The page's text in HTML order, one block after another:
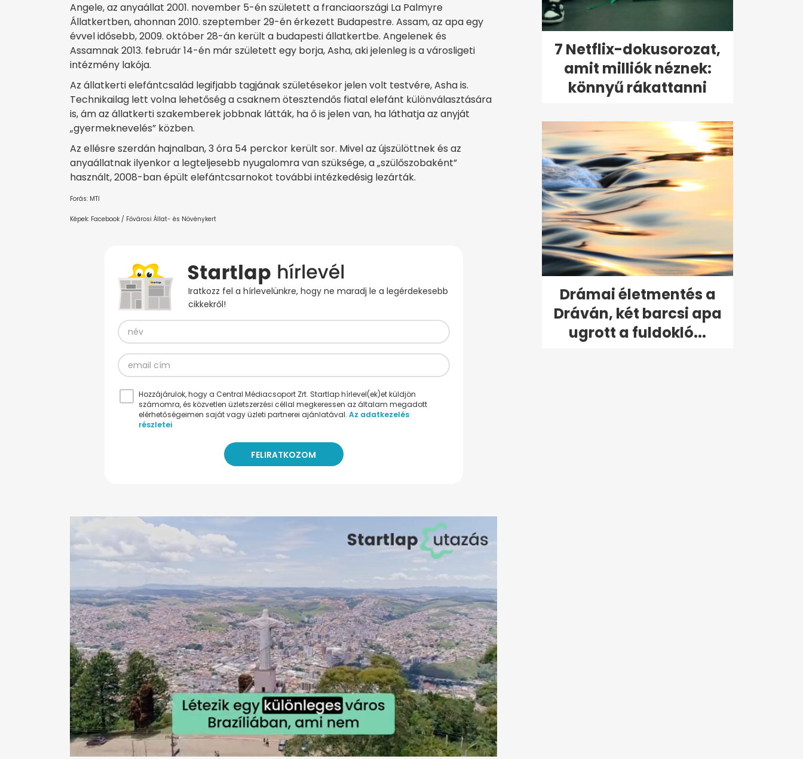
Angele, az anyaállat 2001. november 5-én született a franciaországi La Palmyre
Állatkertben, ahonnan 2010. szeptember 29-én érkezett Budapestre. Assam, az apa egy
évvel idősebb, 2009. október 28-án került a budapesti állatkertbe. Angelenek és
Assamnak 2013. február 14-én már született egy borja, Asha, aki jelenleg is a városligeti
intézmény lakója.
Az állatkerti elefántcsalád legifjabb tagjának születésekor jelen volt testvére, Asha is.
Technikailag lett volna lehetőség a csaknem ötesztendős fiatal elefánt különválasztására
is, ám az állatkerti szakemberek jobbnak látták, ha ő is jelen van, ha láthatja az anyját
„gyermeknevelés” közben.
Az ellésre szerdán hajnalban, 3 óra 54 perckor került sor. Mivel az újszülöttnek és az
anyaállatnak ilyenkor a legteljesebb nyugalomra van szüksége, a „szülőszobaként”
használt, 2008-ban épült elefántcsarnokot további intézkedésig lezárták.
Forás: MTI
Képek: Facebook / Fővárosi Állat- és Növénykert
Iratkozz fel a hírlevelünkre, hogy ne maradj le a legérdekesebb
cikkekről!
Hozzájárulok, hogy a Central Médiacsoport Zrt. Startlap hírlevel(ek)et küldjön
számomra, és közvetlen üzletszerzési céllal megkeressen az általam megadott
elérhetőségeimen saját vagy üzleti partnerei ajánlatával. Az adatkezelés
részletei
7 Netflix-dokusorozat,
amit milliók néznek:
könnyű rákattanni
Drámai életmentés a
Dráván, két barcsi apa
ugrott a fuldokló...